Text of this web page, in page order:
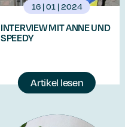
16 | 01 | 2024
INTERVIEW MIT ANNE UND
SPEEDY
Artikel lesen